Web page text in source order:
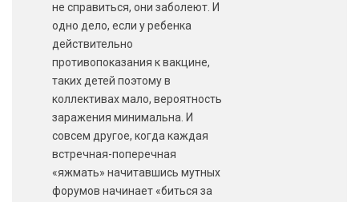
не справиться, они заболеют. И
одно дело, если у ребенка
действительно
противопоказания к вакцине,
таких детей поэтому в
коллективах мало, вероятность
заражения минимальна. И
совсем другое, когда каждая
встречная-поперечная
«яжмать» начитавшись мутных
форумов начинает «биться за